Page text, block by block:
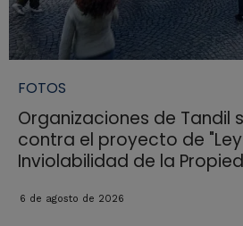
FOTOS
Organizaciones de Tandil
contra el proyecto de
Inviolabilidad de la
6 de agosto de 2026